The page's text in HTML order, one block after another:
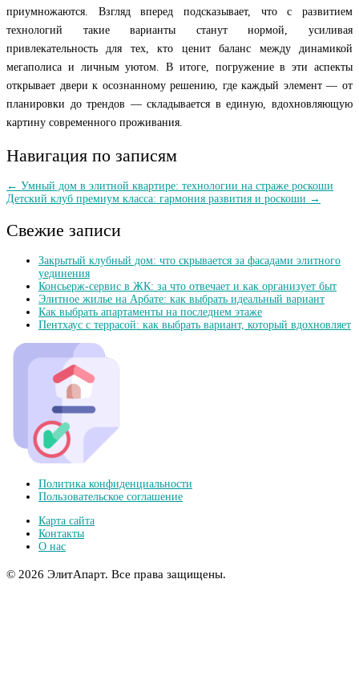
приумножаются. Взгляд вперед подсказывает, что с развитием
технологий такие варианты станут нормой, усиливая
привлекательность для тех, кто ценит баланс между динамикой
мегаполиса и личным уютом. В итоге, погружение в эти аспекты
открывает двери к осознанному решению, где каждый элемент — от
планировки до трендов — складывается в единую, вдохновляющую
картину современного проживания.
Навигация по записям
← Умный дом в элитной квартире: технологии на страже роскоши
Детский клуб премиум класса: гармония развития и роскоши →
Свежие записи
Закрытый клубный дом: что скрывается за фасадами элитного
уединения
Консьерж-сервис в ЖК: за что отвечает и как организует быт
Элитное жилье на Арбате: как выбрать идеальный вариант
Как выбрать апартаменты на последнем этаже
Пентхаус с террасой: как выбрать вариант, который вдохновляет
Политика конфиденциальности
Пользовательское соглашение
Карта сайта
Контакты
О нас
© 2026 ЭлитАпарт. Все права защищены.